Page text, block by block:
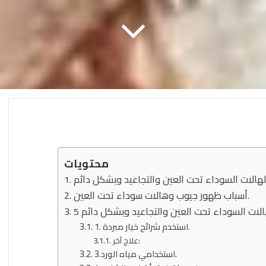
محتويات
أسباب ظهور جيوب وهالات سوداء تحت العين.
1. استخدم شرائح خيار مبردة.
علاج آخر:
3.استخدامي مياه الورد.